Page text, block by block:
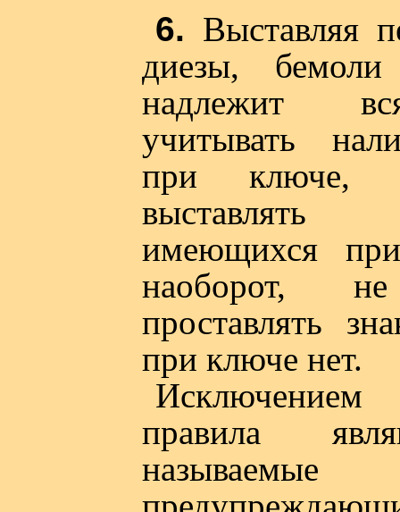
6. Выставляя
диезы,
надлежит
учитывать
при
имеющихся
наоборот,
проставлять
при ключе нет.
правила
называемые